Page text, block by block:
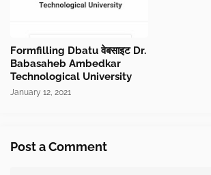
Formfilling Dbatu वेबसाइट Dr.
Babasaheb Ambedkar
Technological University
January 12, 2021
Post a Comment